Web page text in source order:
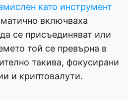
като инструмент
включваха
се присъединяват или
той се превърна в
такива, фокусирани
и криптовалути.